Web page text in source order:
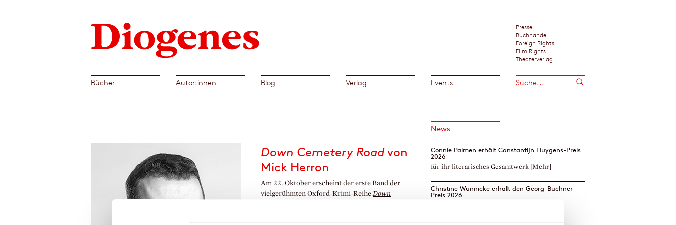
Presse
Buchhandel
Foreign Rights
Film Rights
Theaterverlag
Bücher Autor:innen Blog Verlag Events
News
Down Cemetery Roadvon
Mick Herron
Am 22. Oktober erscheint der erste Band der
vielgerühmten Oxford-Krimi-ReiheDown
Connie Palmen erhält Constantijn Huygens-Preis
2026
für ihr literarisches Gesamtwerk [Mehr]
Christine Wunnicke erhält den Georg-Büchner-
Preis 2026